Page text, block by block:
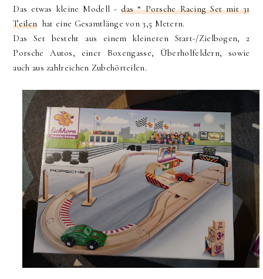
Das etwas kleine Modell -das “ Porsche Racing Set mit 31
Teilen hat eine Gesamtlänge von 3,5 Metern.
Das Set besteht aus einem kleineren Start-/Zielbogen, 2
Porsche Autos, einer Boxengasse, Überholfeldern, sowie
auch aus zahlreichen Zubehörteilen.